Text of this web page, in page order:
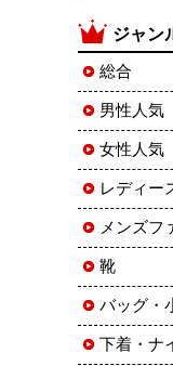
ジャン
総合
男性人気
女性人気
レディー
メンズフ
靴
バッグ・
下着・ナ